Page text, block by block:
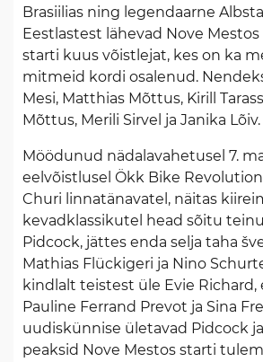
Brasiilias ning legendaarne
Eestlastest lähevad Nove Mestos
starti kuus võistlejat, kes on ka
mitmeid kordi osalenud.
Mesi, Matthias Mõttus, Kirill
Mõttus, Merili Sirvel ja Janika Lõiv.
Möödunud nädalavahetusel 7.
eelvõistlusel Ökk Bike
Churi linnatänavatel, näitas
kevadklassikutel head sõitu
Pidcock, jättes enda selja taha
Mathias Flückigeri ja Nino
kindlalt teistest üle Evie Richard,
Pauline Ferrand Prevot ja Sina
uudiskünnise ületavad Pidcock
peaksid Nove Mestos starti